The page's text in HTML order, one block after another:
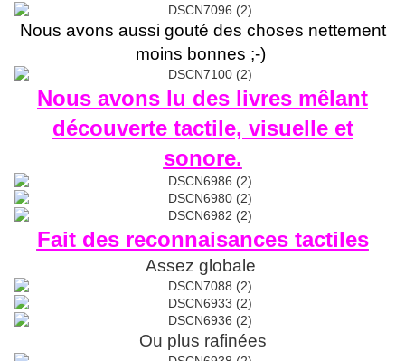
Nous avons aussi gouté des choses nettement
moins bonnes ;-)
Nous avons lu des livres mêlant
découverte tactile, visuelle et
sonore.
Fait des reconnaisances tactiles
Assez globale
Ou plus rafinées